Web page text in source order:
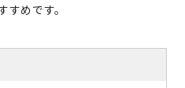
すめです。